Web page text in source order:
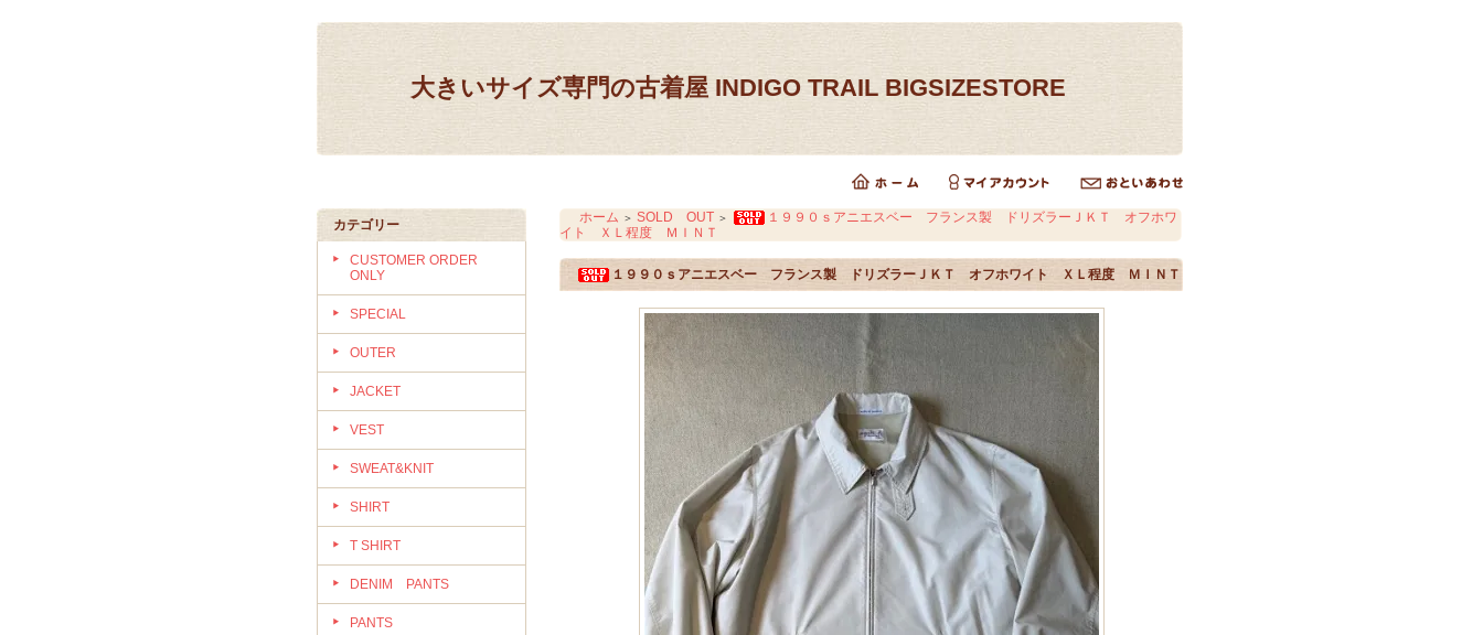
大きいサイズ専門の古着屋 INDIGO TRAIL BIGSIZESTORE
カテゴリー
CUSTOMER ORDER
ONLY
SPECIAL
OUTER
JACKET
VEST
SWEAT&KNIT
SHIRT
T SHIRT
DENIM PANTS
PANTS
ホーム ＞ SOLD OUT ＞
１９９０ｓアニエスベー フランス製 ドリズラーＪＫＴ オフホワ
イト ＸＬ程度 ＭＩＮＴ
１９９０ｓアニエスベー フランス製 ドリズラーＪＫＴ オフホワイト ＸＬ程度 ＭＩＮＴ